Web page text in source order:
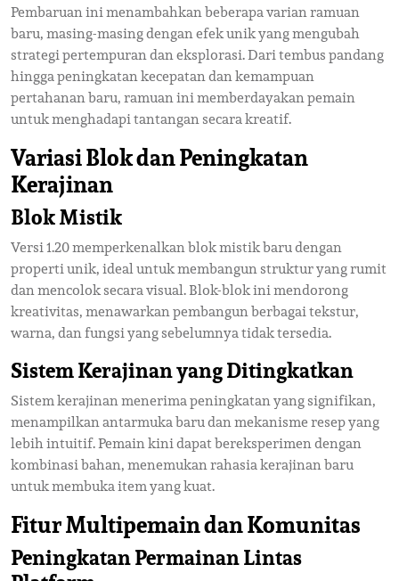
Pembaruan ini menambahkan beberapa varian ramuan
baru, masing-masing dengan efek unik yang mengubah
strategi pertempuran dan eksplorasi. Dari tembus pandang
hingga peningkatan kecepatan dan kemampuan
pertahanan baru, ramuan ini memberdayakan pemain
untuk menghadapi tantangan secara kreatif.
Variasi Blok dan Peningkatan
Kerajinan
Blok Mistik
Versi 1.20 memperkenalkan blok mistik baru dengan
properti unik, ideal untuk membangun struktur yang rumit
dan mencolok secara visual. Blok-blok ini mendorong
kreativitas, menawarkan pembangun berbagai tekstur,
warna, dan fungsi yang sebelumnya tidak tersedia.
Sistem Kerajinan yang Ditingkatkan
Sistem kerajinan menerima peningkatan yang signifikan,
menampilkan antarmuka baru dan mekanisme resep yang
lebih intuitif. Pemain kini dapat bereksperimen dengan
kombinasi bahan, menemukan rahasia kerajinan baru
untuk membuka item yang kuat.
Fitur Multipemain dan Komunitas
Peningkatan Permainan Lintas